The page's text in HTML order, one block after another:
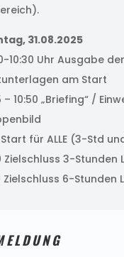
31.08.2025
10:30 Uhr Ausgabe der
am Start
– 10:50 „Briefing“ /
Start für ALLE (3-Std
Zielschluss 3-Stunden
Zielschluss 6-Stunden